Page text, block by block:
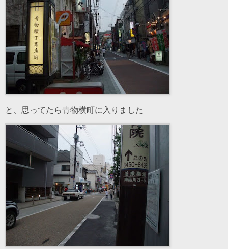
と、思ってたら青物横町に入りました